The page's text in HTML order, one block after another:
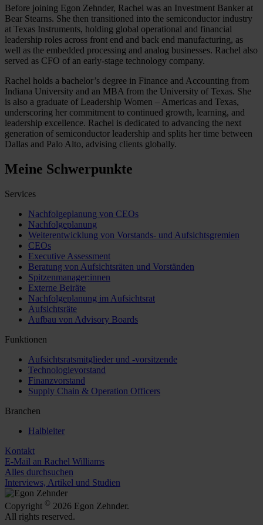
Before joining Egon Zehnder, Rachel was an Investment Banker at
Bear Stearns. She then transitioned into the semiconductor industry
at Texas Instruments, holding global operational and financial
leadership roles across front end and back end manufacturing, as
well as the embedded processing and analog businesses. Rachel also
served as CFO of an early-stage technology company.
Rachel holds a bachelor’s degree in Finance and Accounting from
Indiana University and an MBA from the University of Texas. She
is also a graduate of Leadership Women – Americas and Texas,
underscoring her commitment to continued growth, learning, and
leadership excellence. Rachel is dedicated to advancing the next
generation of semiconductor leadership and splits her time between
Dallas and Palo Alto, advising clients globally.
Meine Schwerpunkte
Services
Nachfolgeplanung von CEOs
Nachfolgeplanung
Weiterentwicklung von Vorstands- und Aufsichtsgremien
CEOs
Executive Assessment
Beratung von Aufsichtsräten und Vorständen
Spitzenmanager:innen
Externe Beiräte
Nachfolgeplanung im Aufsichtsrat
Aufsichtsräte
Aufbau von Advisory Boards
Funktionen
Aufsichtsratsmitglieder und -vorsitzende
Technologievorstand
Finanzvorstand
Supply Chain & Operation Officers
Branchen
Halbleiter
Kontakt
E-Mail an Rachel Williams
Alles durchsuchen
Interviews, Artikel und Studien
Copyright © 2026 Egon Zehnder.
All rights reserved.